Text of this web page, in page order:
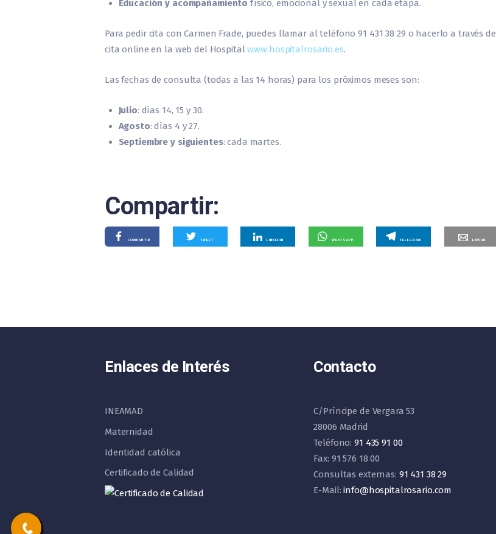
Educación y acompañamiento físico, emocional y sexual en cada etapa.
Para pedir cita con Carmen Frade, puedes llamar al teléfono 91 431 38 29 o hacerlo a través de
cita online en la web del Hospitalwww.hospitalrosario.es.
Las fechas de consulta (todas a las 14 horas) para los próximos meses son:
Julio: días 14, 15 y 30.
Agosto: días 4 y 27.
Septiembre y siguientes: cada martes.
Compartir:
COMPARTIR TWEET LINKEDIN WHATSAPP TELEGRAM ENVIAR
Enlaces de Interés
INEAMAD
Maternidad
Identidad católica
Certificado de Calidad
Contacto
C/Príncipe de Vergara 53
28006 Madrid
Teléfono:91 435 91 00
Fax: 91 576 18 00
Consultas externas: 91 431 38 29
E-Mail:info@hospitalrosario.com